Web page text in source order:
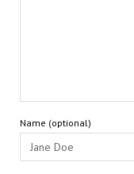
Name (optional)